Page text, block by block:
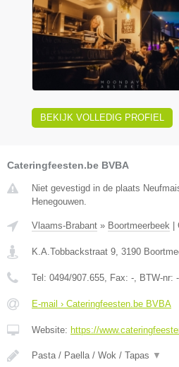
BEKIJK VOLLEDIG PROFIEL
Cateringfeesten.be BVBA
Niet gevestigd in de plaats
Henegouwen.
Vlaams-Brabant » Boortmeerbeek
K.A.Tobbackstraat 9, 3190
Tel: 0494/907.655, Fax: -, BTW-nr: -
E-mail › Cateringfeesten.be BVBA
Website: https://
Pasta / Paella / Wok / Tapas ▼